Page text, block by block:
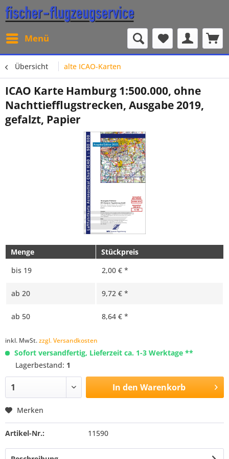
Menü
Übersicht alte ICAO-Karten
ICAO Karte Hamburg 1:500.000, ohne
Nachttiefflugstrecken, Ausgabe 2019,
gefalzt, Papier
Menge
Stückpreis
bis 19 2,00 € *
ab 20 9,72 € *
ab 50 8,64 € *
inkl. MwSt.zzgl. Versandkosten
Sofort versandfertig, Lieferzeit ca. 1-3 Werktage **
Lagerbestand: 1
In den Warenkorb
Merken
Artikel-Nr.: 11590